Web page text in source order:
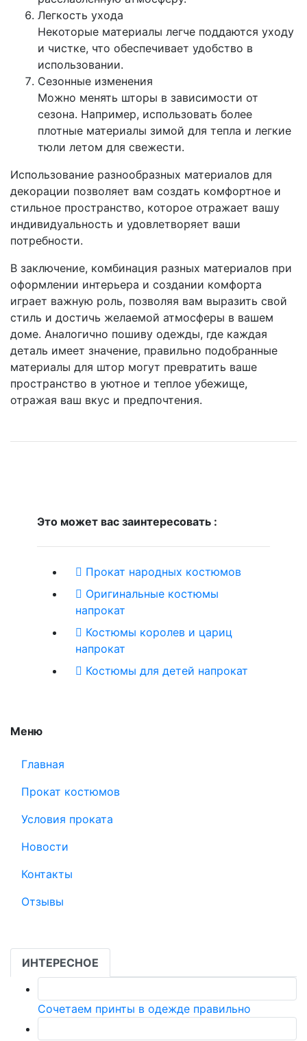
Меню
Главная
Прокат костюмов
Условия проката
Новости
Контакты
Отзывы
ИНТЕРЕСНОЕ
Сочетаем принты в одежде правильно
Легкость ухода
Некоторые материалы легче поддаются уходу
и чистке, что обеспечивает удобство в
использовании.
Сезонные изменения
Можно менять шторы в зависимости от
сезона. Например, использовать более
плотные материалы зимой для тепла и легкие
тюли летом для свежести.
Использование разнообразных материалов для
декорации позволяет вам создать комфортное и
стильное пространство, которое отражает вашу
индивидуальность и удовлетворяет ваши
потребности.
В заключение, комбинация разных материалов при
оформлении интерьера и создании комфорта
играет важную роль, позволяя вам выразить свой
стиль и достичь желаемой атмосферы в вашем
доме. Аналогично пошиву одежды, где каждая
деталь имеет значение, правильно подобранные
материалы для штор могут превратить ваше
пространство в уютное и теплое убежище,
отражая ваш вкус и предпочтения.
Это может вас заинтересовать :
Прокат народных костюмов
Оригинальные костюмы
напрокат
Костюмы королев и цариц
напрокат
Костюмы для детей напрокат